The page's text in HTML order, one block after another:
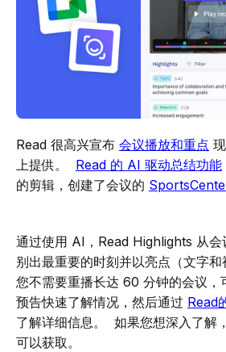
Read 很高兴宣布 会议播放和重点
上提供。 Read 的 AI 驱动总结功能
的剪辑，创建了会议的
通过使用 AI，Read Highlights 从会
别出最重要的时刻并以亮点（文字和
您不需要重播长达 60 分钟的会议，
预告快速了解情况，然后通过 Read
了解详细信息。 如果您想深入了解
可以获取。